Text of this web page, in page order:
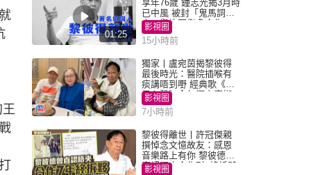
01:25
享年76歲 鍾志光揭3月時
已中風 被封「鬼馬詞
人」與許冠傑多合作
影視圈
15小時前
獨家丨盧宛茵揭黎彼得
最後時光：醫院插喉有
痰講唔到嘢 經典歌《浪
子心聲》金句源自廟街
睇相佬
影視圈
7小時前
黎彼得離世丨許冠傑親
撰悼念文憶故友：感恩
音樂路上有你 黎彼德曾
直認唔夾合作7年終拆夥
影視圈